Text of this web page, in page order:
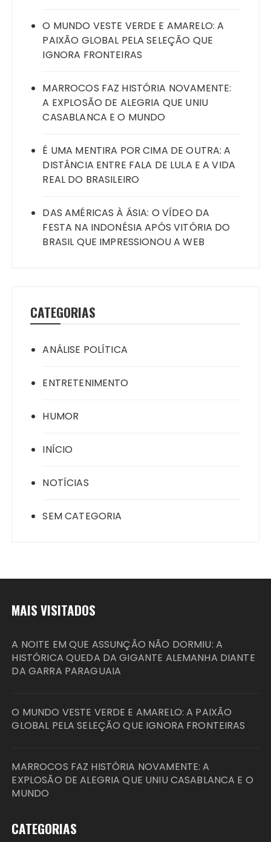
O MUNDO VESTE VERDE E AMARELO: A
PAIXÃO GLOBAL PELA SELEÇÃO QUE
IGNORA FRONTEIRAS
MARROCOS FAZ HISTÓRIA NOVAMENTE:
A EXPLOSÃO DE ALEGRIA QUE UNIU
CASABLANCA E O MUNDO
É UMA MENTIRA POR CIMA DE OUTRA: A
DISTÂNCIA ENTRE FALA DE LULA E A VIDA
REAL DO BRASILEIRO
DAS AMÉRICAS À ÁSIA: O VÍDEO DA
FESTA NA INDONÉSIA APÓS VITÓRIA DO
BRASIL QUE IMPRESSIONOU A WEB
CATEGORIAS
ANÁLISE POLÍTICA
ENTRETENIMENTO
HUMOR
INÍCIO
NOTÍCIAS
SEM CATEGORIA
MAIS VISITADOS
A NOITE EM QUE ASSUNÇÃO NÃO DORMIU: A
HISTÓRICA QUEDA DA GIGANTE ALEMANHA DIANTE
DA GARRA PARAGUAIA
O MUNDO VESTE VERDE E AMARELO: A PAIXÃO
GLOBAL PELA SELEÇÃO QUE IGNORA FRONTEIRAS
MARROCOS FAZ HISTÓRIA NOVAMENTE: A
EXPLOSÃO DE ALEGRIA QUE UNIU CASABLANCA E O
MUNDO
CATEGORIAS